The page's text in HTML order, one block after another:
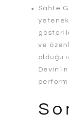
Sahte
ve
olduğu